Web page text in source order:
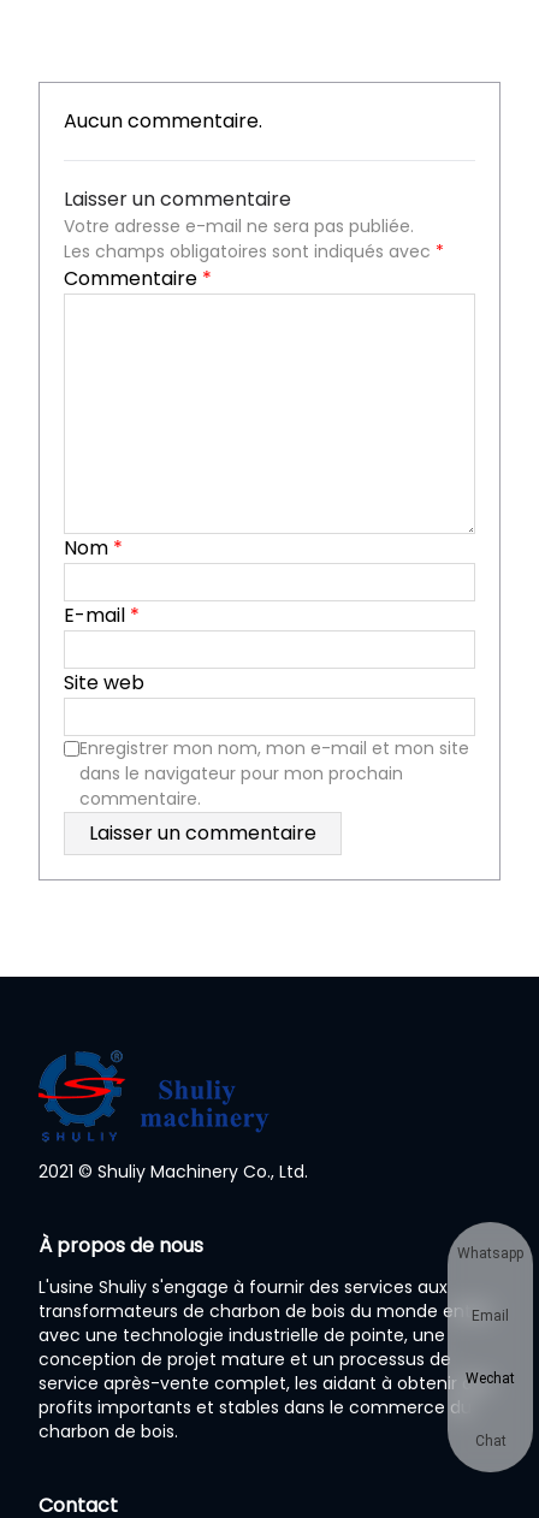
Aucun commentaire.
Laisser un commentaire
Votre adresse e-mail ne sera pas publiée.
Les champs obligatoires sont indiqués avec *
Commentaire *
Nom *
E-mail *
Site web
Enregistrer mon nom, mon e-mail et mon site
dans le navigateur pour mon prochain
commentaire.
2021 © Shuliy Machinery Co., Ltd.
À propos de nous
L'usine Shuliy s'engage à fournir des services aux
transformateurs de charbon de bois du monde entier
avec une technologie industrielle de pointe, une
conception de projet mature et un processus de
service après-vente complet, les aidant à obtenir des
profits importants et stables dans le commerce du
charbon de bois.
Contact
Whatsapp
Email
Wechat
Chat